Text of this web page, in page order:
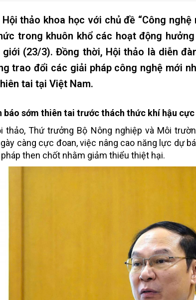
thảo khoa học với chủ đề “Công
trong khuôn khổ các hoạt động
(23/3). Đồng thời, Hội thảo là diễn
trao đổi các giải pháp công nghệ mới
tai tại Việt Nam.
báo sớm thiên tai trước thách thức khí hậu
thảo, Thứ trưởng Bộ Nông nghiệp và Môi
càng cực đoan, việc nâng cao năng lực dự
then chốt nhằm giảm thiểu thiệt hại.